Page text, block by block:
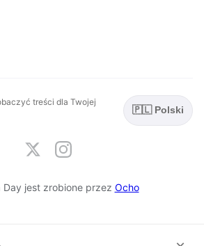
treści dla Twojej
🇵🇱 Polski
Day jest zrobione przez Ocho